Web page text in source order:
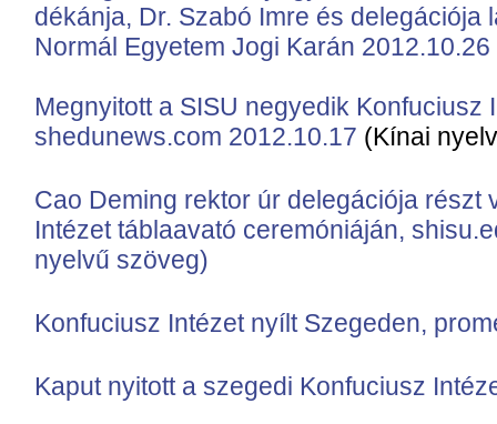
dékánja, Dr. Szabó Imre és delegációja
Normál Egyetem Jogi Karán 2012.10.26
Megnyitott a SISU negyedik Konfuciusz
shedunews.com 2012.10.17 (Kínai
Cao Deming rektor úr delegációja részt
Intézet táblaavató ceremóniáján,
nyelvű szöveg)
Konfuciusz Intézet nyílt Szegeden,
Kaput nyitott a szegedi Konfuciusz